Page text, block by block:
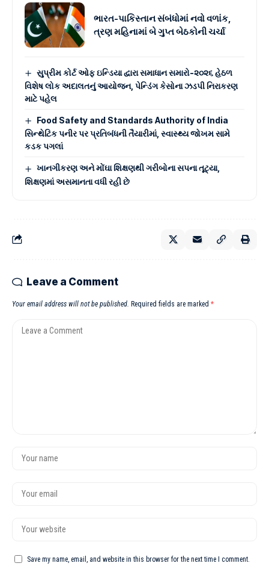
ભારત-પાકિસ્તાન સંબંધોમાં નવો વળાંક,
ત્રણ મહિનામાં બે ગુપ્ત બેઠકોની ચર્ચા
સુપ્રીમ કોર્ટ ઓફ ઇન્ડિયા દ્વારા સમાધાન સમારો-૨૦૨૬ હેઠળ
વિશેષ લોક અદાલતનું આયોજન, પેન્ડિંગ કેસોના ઝડપી નિરાકરણ
માટે પહેલ
Food Safety and Standards Authority of India
સિન્થેટિક પનીર પર પ્રતિબંધની તૈયારીમાં, સ્વાસ્થ્ય જોખમ સામે
કડક પગલાં
ખાનગીકરણ અને મોંઘા શિક્ષણથી ગરીબોના સપના તૂટ્યા,
શિક્ષણમાં અસમાનતા વધી રહી છે
Leave a Comment
Your email address will not be published. Required fields are marked *
Save my name, email, and website in this browser for the next time I comment.